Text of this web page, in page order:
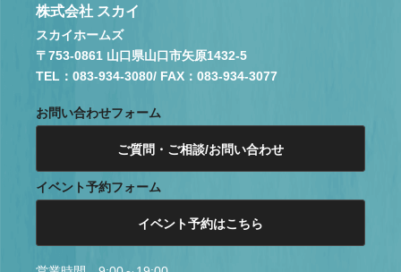
株式会社 スカイ
スカイホームズ
〒753-0861 山口県山口市矢原1432-5
TEL：083-934-3080/ FAX：083-934-3077
お問い合わせフォーム
ご質問・ご相談/お問い合わせ
イベント予約フォーム
イベント予約はこちら